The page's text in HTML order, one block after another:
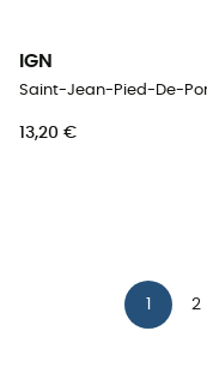
IGN
13,20 €
2